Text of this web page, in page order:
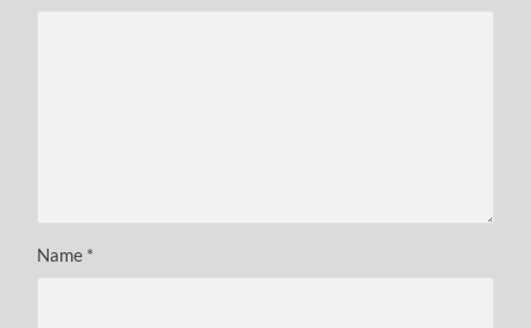
Name *